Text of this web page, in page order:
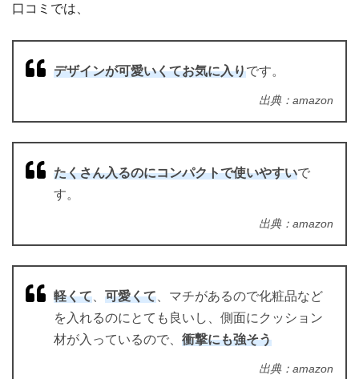
口コミでは、
デザインが可愛いくてお気に入りです。
出典：amazon
たくさん入るのにコンパクトで使いやすいで
す。
出典：amazon
軽くて 可愛くて 、マチがあるので化粧品など
を入れるのにとても良いし、側面にクッション
材が入っているので、 衝撃にも強そう
出典：amazon